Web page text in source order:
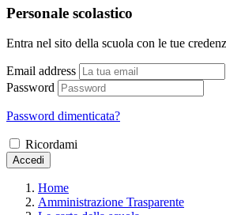
Personale scolastico
Entra nel sito della scuola con le tue
Email address
Password
Password dimenticata?
Ricordami
Accedi
Home
Amministrazione Trasparente